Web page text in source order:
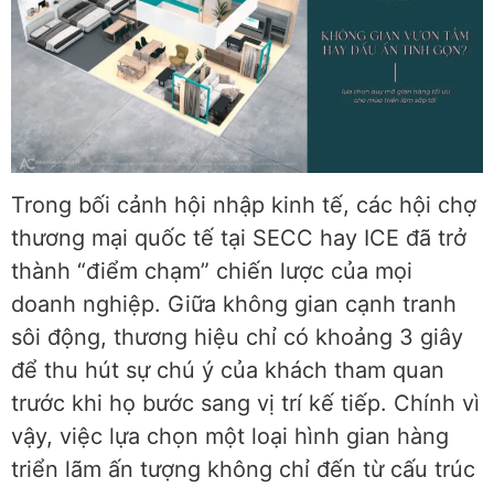
Trong bối cảnh hội nhập kinh tế, các hội chợ
thương mại quốc tế tại SECC hay ICE đã trở
thành “điểm chạm” chiến lược của mọi
doanh nghiệp. Giữa không gian cạnh tranh
sôi động, thương hiệu chỉ có khoảng 3 giây
để thu hút sự chú ý của khách tham quan
trước khi họ bước sang vị trí kế tiếp. Chính vì
vậy, việc lựa chọn một loại hình gian hàng
triển lãm ấn tượng không chỉ đến từ cấu trúc